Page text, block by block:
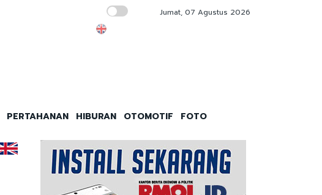
Penjualan Rumah Gedong Naik, Tipe
Jumat, 07 Agustus 2026
PERTAHANAN HIBURAN OTOMOTIF FOTO